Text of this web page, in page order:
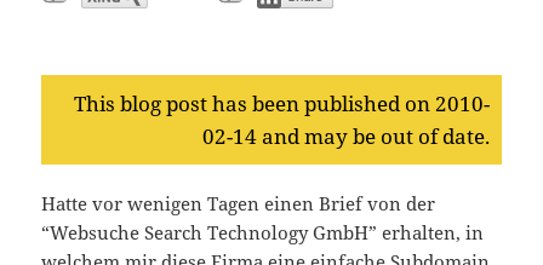
This blog post has been published on 2010-
02-14 and may be out of date.
Hatte vor wenigen Tagen einen Brief von der
“Websuche Search Technology GmbH” erhalten, in